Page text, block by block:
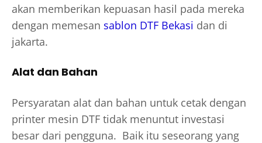
akan memberikan kepuasan hasil pada mereka
dengan memesan sablon DTF Bekasi dan di
jakarta.
Alat dan Bahan
Persyaratan alat dan bahan untuk cetak dengan
printer mesin DTF tidak menuntut investasi
besar dari pengguna. Baik itu seseorang yang